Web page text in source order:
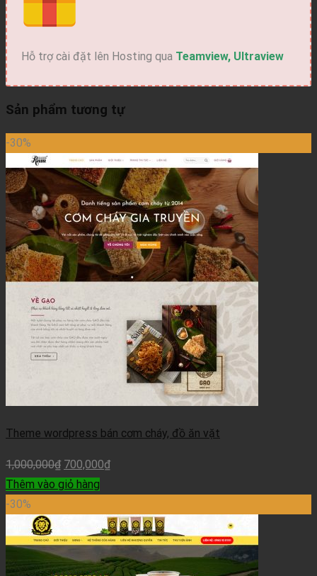
Hỗ trợ cài đặt lên Hosting qua Teamview, Ultraview
Sản phẩm tương tự
-30%
Theme wordpress bán cơm cháy, đồ ăn vặt
1,000,000₫ 700,000₫
Thêm vào giỏ hàng
-30%